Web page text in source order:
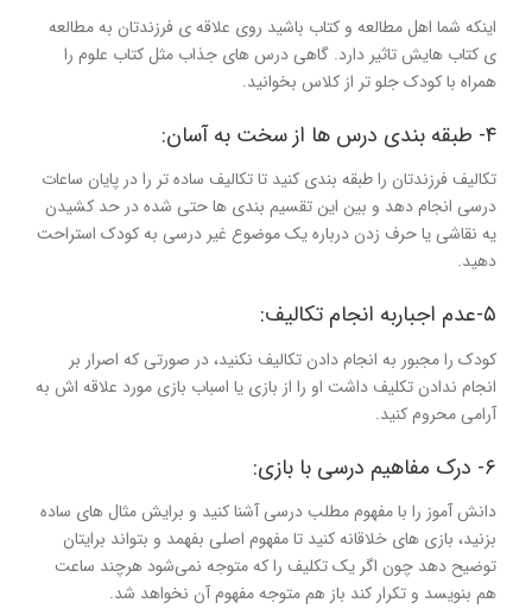
اینکه شما اهل مطالعه و کتاب باشید روی علاقه ی فرزندتان به مطالعه
ی کتاب هایش تاثیر دارد. گاهی درس های جذاب مثل کتاب علوم را
همراه با کودک جلو تر از کلاس بخوانید.
۴- طبقه بندی درس ها از سخت به آسان:
تکالیف فرزندتان را طبقه بندی کنید تا تکالیف ساده تر را در پایان ساعات
درسی انجام دهد و بین این تقسیم بندی ها حتی شده در حد کشیدن
یه نقاشی یا حرف زدن درباره یک موضوع غیر درسی به کودک استراحت
دهید.
۵-عدم اجباربه انجام تکالیف:
کودک را مجبور به انجام دادن تکالیف نکنید، در صورتی که اصرار بر
انجام ندادن تکلیف داشت او را از بازی یا اسباب بازی مورد علاقه اش به
آرامی محروم کنید.
۶- درک مفاهیم درسی با بازی:
دانش آموز را با مفهوم مطلب درسی آشنا کنید و برایش مثال های ساده
بزنید، بازی های خلاقانه کنید تا مفهوم اصلی بفهمد و بتواند برایتان
توضیح دهد چون اگر یک تکلیف را که متوجه نمی‌شود هرچند ساعت
هم بنویسد و تکرار کند باز هم متوجه مفهوم آن نخواهد شد.